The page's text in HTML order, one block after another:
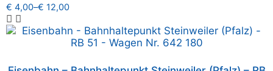
€ 4,00–€ 12,00